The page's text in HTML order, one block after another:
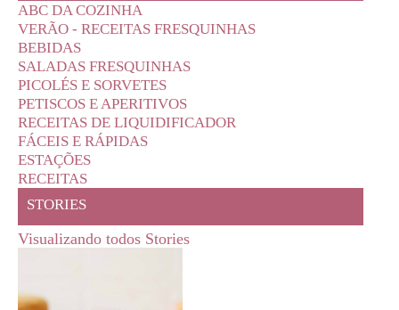
ABC DA COZINHA
VERÃO - RECEITAS FRESQUINHAS
BEBIDAS
SALADAS FRESQUINHAS
PICOLÉS E SORVETES
PETISCOS E APERITIVOS
RECEITAS DE LIQUIDIFICADOR
FÁCEIS E RÁPIDAS
ESTAÇÕES
RECEITAS
STORIES
Visualizando todos Stories